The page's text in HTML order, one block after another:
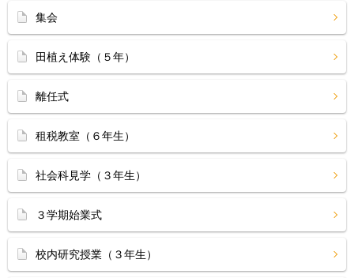
集会
田植え体験（５年）
離任式
租税教室（６年生）
社会科見学（３年生）
３学期始業式
校内研究授業（３年生）